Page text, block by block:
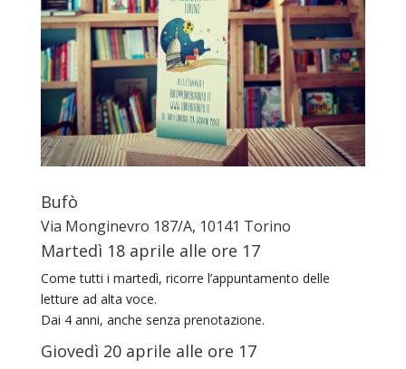
Bufò
Via Monginevro 187/A, 10141 Torino
Martedì 18 aprile alle ore 17
Come tutti i martedì, ricorre l’appuntamento delle
letture ad alta voce.
Dai 4 anni, anche senza prenotazione.
Giovedì 20 aprile alle ore 17